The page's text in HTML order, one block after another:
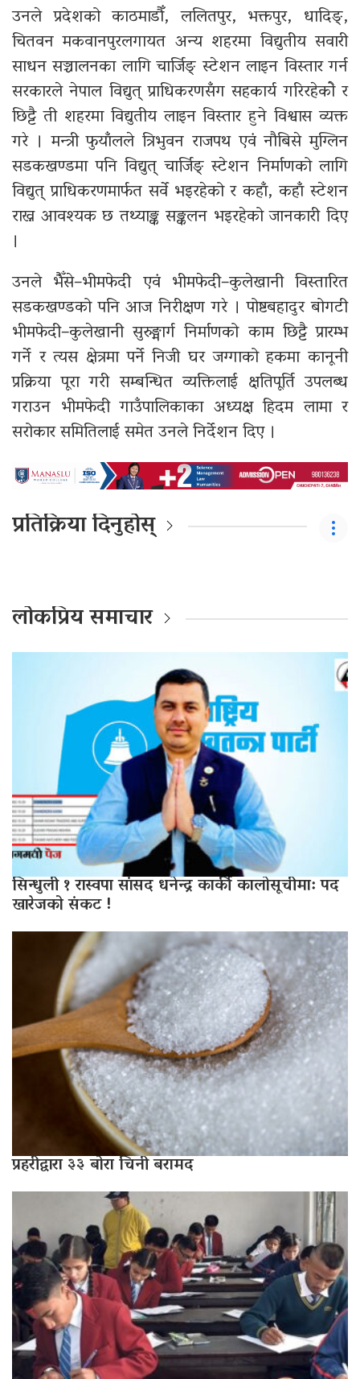
उनले प्रदेशको काठमाडौँ, ललितपुर, भक्तपुर, धादिङ्,
चितवन मकवानपुरलगायत अन्य शहरमा विद्युतीय सवारी
साधन सञ्चालनका लागि चार्जिङ् स्टेशन लाइन विस्तार गर्न
सरकारले नेपाल विद्युत् प्राधिकरणसँग सहकार्य गरिरहेकोे र
छिट्टै ती शहरमा विद्युतीय लाइन विस्तार हुने विश्वास व्यक्त
गरे । मन्त्री फुयाँलले त्रिभुवन राजपथ एवं नौबिसे मुग्लिन
सडकखण्डमा पनि विद्युत् चार्जिङ् स्टेशन निर्माणको लागि
विद्युत् प्राधिकरणमार्फत सर्वे भइरहेको र कहाँ, कहाँ स्टेशन
राख्न आवश्यक छ तथ्याङ्क सङ्कलन भइरहेको जानकारी दिए
।
उनले भैँंसे–भीमफेदी एवं भीमफेदी–कुलेखानी विस्तारित
सडकखण्डको पनि आज निरीक्षण गरे । पोष्टबहादुर बोगटी
भीमफेदी–कुलेखानी सुरुङ्मार्ग निर्माणको काम छिट्टै प्रारम्भ
गर्ने र त्यस क्षेत्रमा पर्ने निजी घर जग्गाको हकमा कानूनी
प्रक्रिया पूरा गरी सम्बन्धित व्यक्तिलाई क्षतिपूर्ति उपलब्ध
गराउन भीमफेदी गाउँपालिकाका अध्यक्ष हिदम लामा र
सरोकार समितिलाई समेत उनले निर्देशन दिए ।
प्रतिक्रिया दिनुहोस्
लोकप्रिय समाचार
सिन्धुली १ रास्वपा सांसद धनेन्द्र कार्की कालोसूचीमा: पद
खारेजको संकट !
प्रहरीद्वारा ३३ बोरा चिनी बरामद